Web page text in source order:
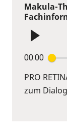
Makula-
00:00
PRO
zum